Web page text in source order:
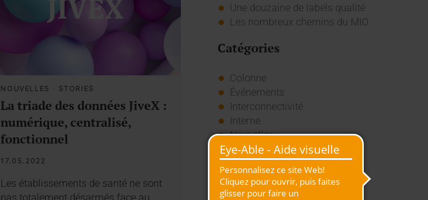
NOUVELLES · STORIES
La triade des données JiveX :
numérique, centralisé,
fonctionnel
17.05.2022
Les établissements de santé ne sont
pas totalement désarmés face au
Une douzaine de labels qualité
Les nombreux chemins du MIO
Catégories
Colonne
Événements
Interconnectivité
Interne
Nouvelles
Presse
Rapport
RSE
Stories